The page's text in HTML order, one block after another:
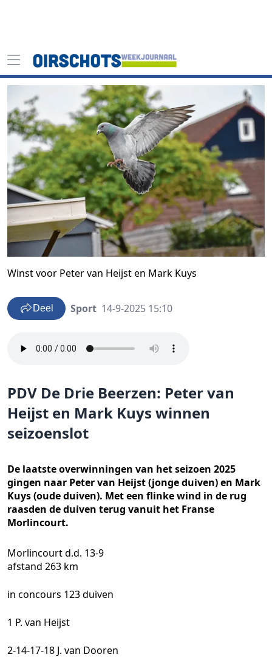
Winst voor Peter van Heijst en Mark Kuys
Deel Sport 14-9-2025 15:10
PDV De Drie Beerzen: Peter van
Heijst en Mark Kuys winnen
seizoenslot
De laatste overwinningen van het seizoen 2025
gingen naar Peter van Heijst (jonge duiven) en Mark
Kuys (oude duiven). Met een flinke wind in de rug
raasden de duiven terug vanuit het Franse
Morlincourt.
Morlincourt d.d. 13-9
afstand 263 km
in concours 123 duiven
1 P. van Heijst
2-14-17-18 J. van Dooren